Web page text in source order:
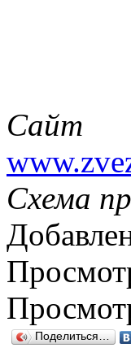
Сайт
Схема
Поделиться…